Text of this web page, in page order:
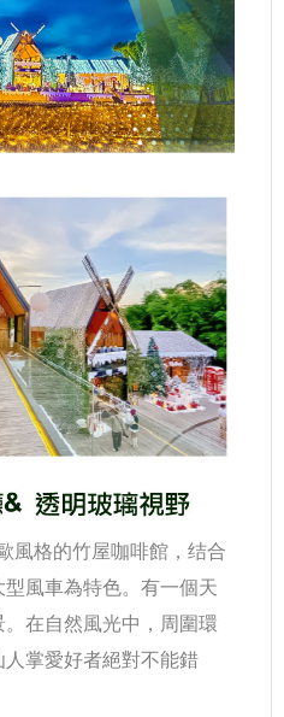
風格的竹屋咖啡館，结合
風車為特色。有一個天
在自然風光中，周圍環
掌愛好者絕對不能錯